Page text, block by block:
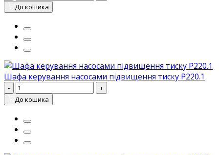
До кошика
Шафа керування насосами підвищення тиску P220.1
-
+
До кошика